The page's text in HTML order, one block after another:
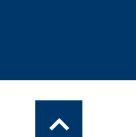
Zum
Seitenanfang